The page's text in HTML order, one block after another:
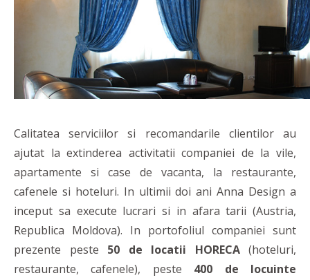
Calitatea serviciilor si recomandarile clientilor au
ajutat la extinderea activitatii companiei de la vile,
apartamente si case de vacanta, la restaurante,
cafenele si hoteluri. In ultimii doi ani Anna Design a
inceput sa execute lucrari si in afara tarii (Austria,
Republica Moldova). In portofoliul companiei sunt
prezente peste 50 de locatii HORECA(hoteluri,
restaurante, cafenele), peste 400 de locuinte